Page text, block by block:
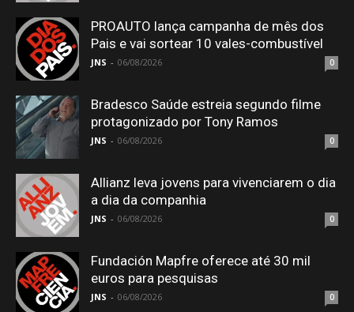
PROAUTO lança campanha de mês dos
Pais e vai sortear 10 vales-combustível
JNS - 06/08/2026 0
Bradesco Saúde estreia segundo filme
protagonizado por Tony Ramos
JNS - 06/08/2026 0
Allianz leva jovens para vivenciarem o dia
a dia da companhia
JNS - 06/08/2026 0
Fundación Mapfre oferece até 30 mil
euros para pesquisas
JNS - 06/08/2026 0